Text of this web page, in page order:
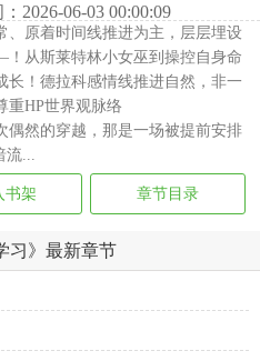
2026-06-03 00:00:09
、原着时间线推进为主，层层埋设
斯莱特林小女巫到操控自身命
长！德拉科感情线推进自然，非一
重HP世界观脉络
穿越，那是一场被提前安排
流...
书架 章节目录
习》最新章节